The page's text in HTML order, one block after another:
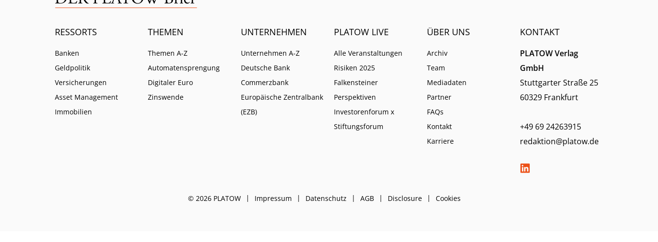
RESSORTS
Banken
Geldpolitik
Versicherungen
Asset Management
Immobilien
THEMEN
Themen A-Z
Automatensprengung
Digitaler Euro
Zinswende
UNTERNEHMEN
Unternehmen A-Z
Deutsche Bank
Commerzbank
Europäische Zentralbank
(EZB)
PLATOW LIVE
Alle Veranstaltungen
Risiken 2025
Falkensteiner
Perspektiven
Investorenforum x
Stiftungsforum
ÜBER UNS
Archiv
Team
Mediadaten
Partner
FAQs
Kontakt
Karriere
KONTAKT
PLATOW Verlag
GmbH
Stuttgarter Straße 25
60329 Frankfurt
+49 69 24263915
redaktion@platow.de
© 2026 PLATOW Impressum Datenschutz AGB Disclosure Cookies